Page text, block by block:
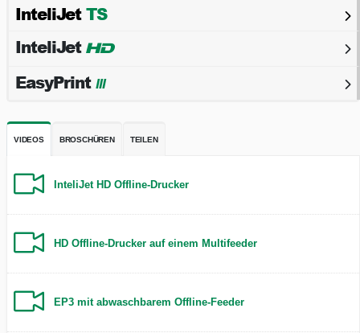
InteliJetTS
InteliJetHD
EasyPrintIII
VIDEOS BROSCHÜREN TEILEN
InteliJet HD Offline-Drucker
HD Offline-Drucker auf einem Multifeeder
EP3 mit abwaschbarem Offline-Feeder